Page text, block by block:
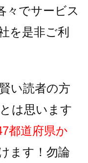
々でサービス
を是非ご利
い読者の方
は思います
都道府県か
ます！ 勿論